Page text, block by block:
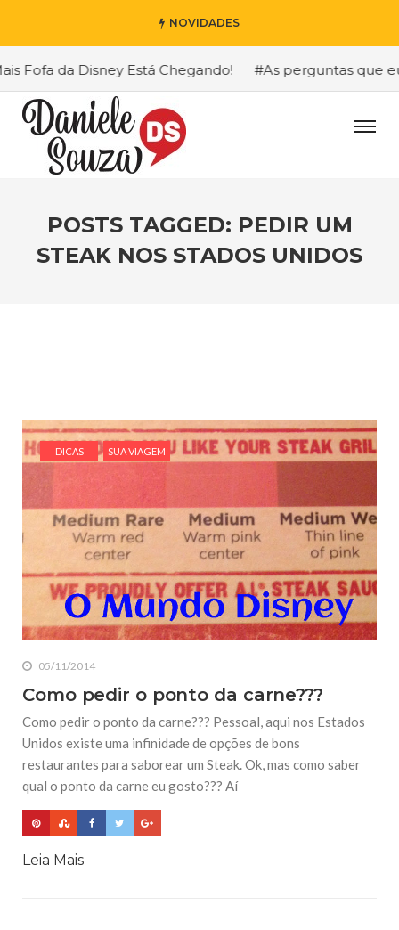
NOVIDADES
da Disney Está Chegando! #As perguntas que eu
POSTS TAGGED: PEDIR UM
STEAK NOS STADOS UNIDOS
DICAS SUA VIAGEM
05/11/2014
Como pedir o ponto da carne???
Como pedir o ponto da carne??? Pessoal, aqui nos Estados
Unidos existe uma infinidade de opções de bons
restaurantes para saborear um Steak. Ok, mas como saber
qual o ponto da carne eu gosto??? Aí
Leia Mais